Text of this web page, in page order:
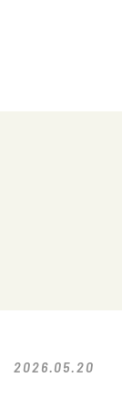
2026.05.20